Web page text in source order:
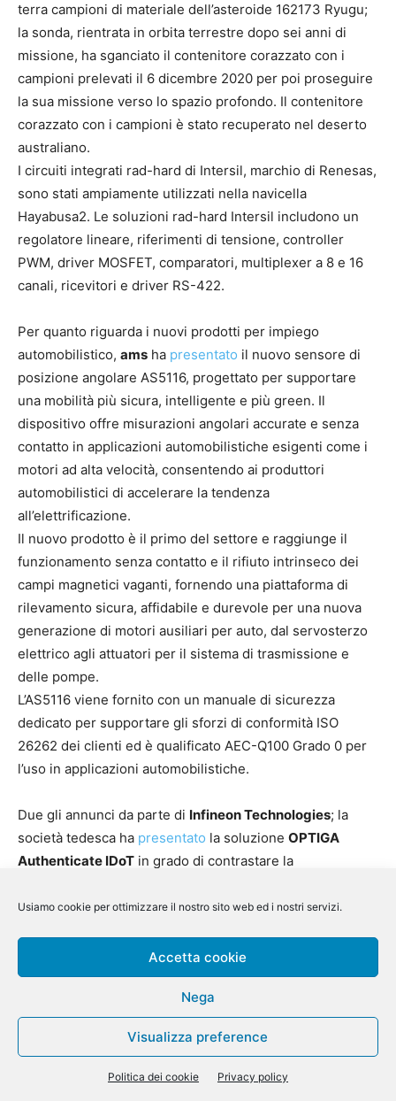
Usiamo cookie per ottimizzare il nostro sito web ed i nostri servizi.
Accetta cookie
Nega
Visualizza preference
Politica dei cookie Privacy policy
terra campioni di materiale dell’asteroide 162173 Ryugu;
la sonda, rientrata in orbita terrestre dopo sei anni di
missione, ha sganciato il contenitore corazzato con i
campioni prelevati il 6 dicembre 2020 per poi proseguire
la sua missione verso lo spazio profondo. Il contenitore
corazzato con i campioni è stato recuperato nel deserto
australiano.
I circuiti integrati rad-hard di Intersil, marchio di Renesas,
sono stati ampiamente utilizzati nella navicella
Hayabusa2. Le soluzioni rad-hard Intersil includono un
regolatore lineare, riferimenti di tensione, controller
PWM, driver MOSFET, comparatori, multiplexer a 8 e 16
canali, ricevitori e driver RS-422.
Per quanto riguarda i nuovi prodotti per impiego
automobilistico, ams ha presentato il nuovo sensore di
posizione angolare AS5116, progettato per supportare
una mobilità più sicura, intelligente e più green. Il
dispositivo offre misurazioni angolari accurate e senza
contatto in applicazioni automobilistiche esigenti come i
motori ad alta velocità, consentendo ai produttori
automobilistici di accelerare la tendenza
all’elettrificazione.
Il nuovo prodotto è il primo del settore e raggiunge il
funzionamento senza contatto e il rifiuto intrinseco dei
campi magnetici vaganti, fornendo una piattaforma di
rilevamento sicura, affidabile e durevole per una nuova
generazione di motori ausiliari per auto, dal servosterzo
elettrico agli attuatori per il sistema di trasmissione e
delle pompe.
L’AS5116 viene fornito con un manuale di sicurezza
dedicato per supportare gli sforzi di conformità ISO
26262 dei clienti ed è qualificato AEC-Q100 Grado 0 per
l’uso in applicazioni automobilistiche.
Due gli annunci da parte di Infineon Technologies; la
società tedesca ha presentato la soluzione OPTIGA
Authenticate IDoT in grado di contrastare la
OPTIGA Authenticate IDoT combina un’autenticazione
precedenti; OPTIGA Authenticate IDoT è la soluzione di
sicurezza integrata, leader del settore, che offre
sicurezza hardware avanzata basata su ECC e flessibilità
eccezionale per soddisfare i requisiti dei clienti e delle